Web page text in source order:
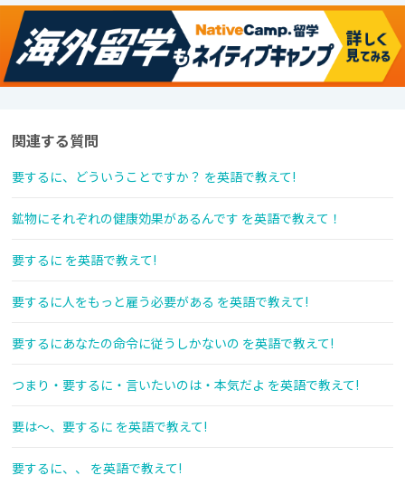
関連する質問
要するに、どういうことですか？ を英語で教えて!
鉱物にそれぞれの健康効果があるんです を英語で教えて！
要するに を英語で教えて!
要するに人をもっと雇う必要がある を英語で教えて!
要するにあなたの命令に従うしかないの を英語で教えて!
つまり・要するに・言いたいのは・本気だよ を英語で教えて!
要は〜、要するに を英語で教えて!
要するに、、 を英語で教えて!